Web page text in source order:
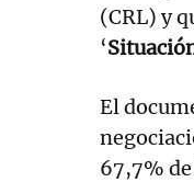
(CRL) y
‘
El
67,7%